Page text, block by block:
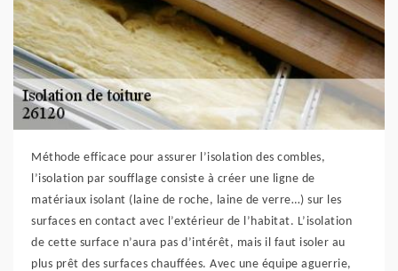
Méthode efficace pour assurer l’isolation des combles,
l’isolation par soufflage consiste à créer une ligne de
matériaux isolant (laine de roche, laine de verre…) sur les
surfaces en contact avec l’extérieur de l’habitat. L’isolation
de cette surface n’aura pas d’intérêt, mais il faut isoler au
plus prêt des surfaces chauffées. Avec une équipe aguerrie,